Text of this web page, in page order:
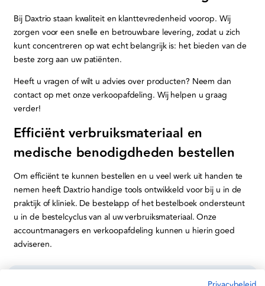
Bij Daxtrio staan kwaliteit en klanttevredenheid voorop. Wij
zorgen voor een snelle en betrouwbare levering, zodat u zich
kunt concentreren op wat echt belangrijk is: het bieden van de
beste zorg aan uw patiënten.
Heeft u vragen of wilt u advies over producten? Neem dan
contact op met onze verkoopafdeling. Wij helpen u graag
verder!
Efficiënt verbruiksmateriaal en
medische benodigdheden bestellen
Om efficiënt te kunnen bestellen en u veel werk uit handen te
nemen heeft Daxtrio handige tools ontwikkeld voor bij u in de
praktijk of kliniek. De bestelapp of het bestelboek ondersteunt
u in de bestelcyclus van al uw verbruiksmateriaal. Onze
accountmanagers en verkoopafdeling kunnen u hierin goed
adviseren.